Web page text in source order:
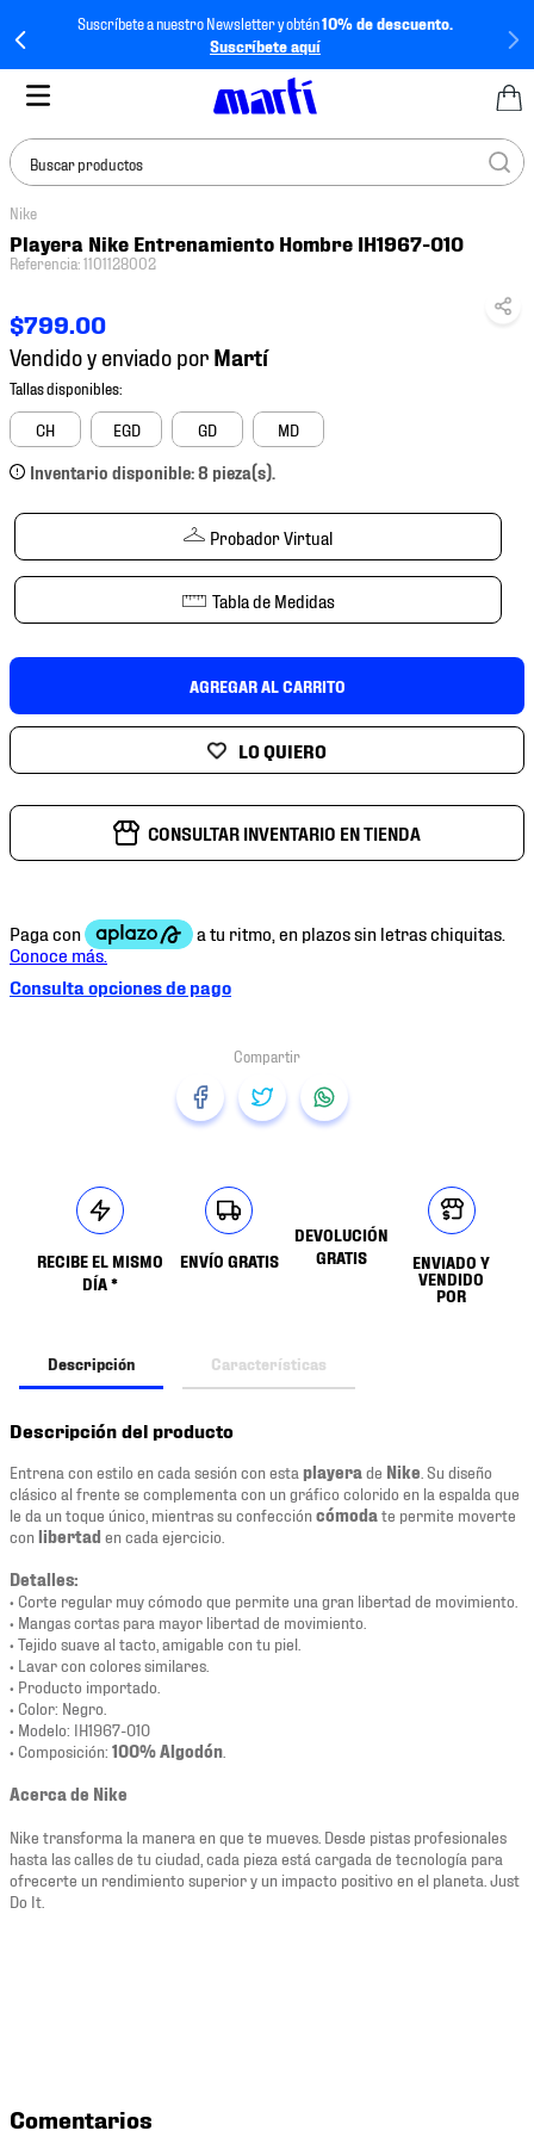
Suscríbete a nuestro Newsletter y obtén10% de descuento.
Suscríbete aquí
Buscar productos
Nike
Playera Nike Entrenamiento Hombre IH1967-010
Referencia:1101128002
$799.00
Vendido y enviado por
CH EGD GD MD
Inventario disponible: 8 pieza(s).
Probador Virtual
Tabla de Medidas
AGREGAR AL CARRITO
CONSULTAR INVENTARIO EN TIENDA
Consulta opciones de pago
RECIBE EL MISMO
DÍA *
ENVÍO GRATIS
DEVOLUCIÓN
GRATIS
ENVIADO Y
VENDIDO
POR
Descripción Características
Descripción del producto
Entrena con estilo en cada sesión con esta playera de Nike . Su diseño
clásico al frente se complementa con un gráfico colorido en la espalda que
le da un toque único, mientras su confeccióncómoda te permite moverte
conlibertad en cada ejercicio.
Detalles:
• Corte regular muy cómodo que permite una gran libertad de movimiento.
• Mangas cortas para mayor libertad de movimiento.
• Tejido suave al tacto, amigable con tu piel.
• Lavar con colores similares.
• Producto importado.
• Color: Negro.
• Modelo: IH1967-010
• Composición: 100% Algodón
Acerca de Nike
Nike transforma la manera en que te mueves. Desde pistas profesionales
hasta las calles de tu ciudad, cada pieza está cargada de tecnología para
ofrecerte un rendimiento superior y un impacto positivo en el planeta. Just
Do It.
Comentarios
TÉRMINOS MÁS
BUSCADOS
2
tenis hombre
3
tenis
tenis futbol
5.
jersey
9.
tenis niño